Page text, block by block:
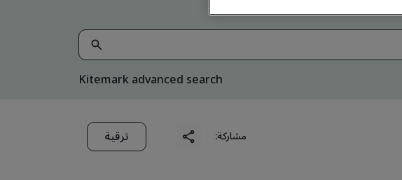
Kitemark advanced search
مشاركة: ترقية